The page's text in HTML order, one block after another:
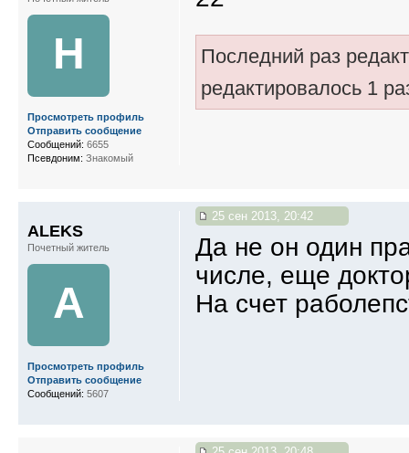
Последний раз
редактировалось 1
Н
Просмотреть профиль
Отправить сообщение
Сообщений: 6655
Псевдоним: Знакомый
25 сен 2013, 20:42
Да не он один
числе, еще
На счет
ALEKS
Почетный житель
A
Просмотреть профиль
Отправить сообщение
Сообщений: 5607